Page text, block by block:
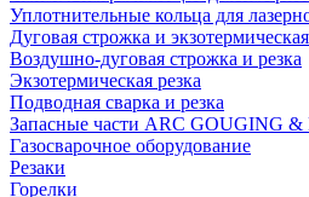
Уплотнительные кольца для
Дуговая строжка и
Воздушно-дуговая строжка и резка
Экзотермическая резка
Подводная сварка и резка
Запасные части ARC GOUGING
Газосварочное оборудование
Резаки
Горелки